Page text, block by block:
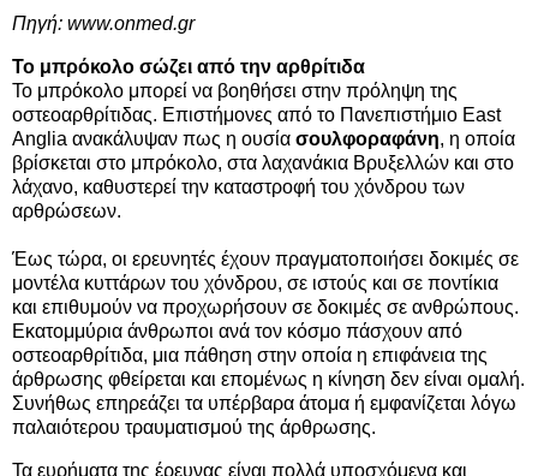
Πηγή: www.onmed.gr
Το μπρόκολο σώζει από την αρθρίτιδα
Το μπρόκολο μπορεί να βοηθήσει στην πρόληψη της
οστεοαρθρίτιδας. Επιστήμονες από το Πανεπιστήμιο East
Anglia ανακάλυψαν πως η ουσία σουλφοραφάνη, η οποία
βρίσκεται στο μπρόκολο, στα λαχανάκια Βρυξελλών και στο
λάχανο, καθυστερεί την καταστροφή του χόνδρου των
αρθρώσεων.
Έως τώρα, οι ερευνητές έχουν πραγματοποιήσει δοκιμές σε
μοντέλα κυττάρων του χόνδρου, σε ιστούς και σε ποντίκια
και επιθυμούν να προχωρήσουν σε δοκιμές σε ανθρώπους.
Εκατομμύρια άνθρωποι ανά τον κόσμο πάσχουν από
οστεοαρθρίτιδα, μια πάθηση στην οποία η επιφάνεια της
άρθρωσης φθείρεται και επομένως η κίνηση δεν είναι ομαλή.
Συνήθως επηρεάζει τα υπέρβαρα άτομα ή εμφανίζεται λόγω
παλαιότερου τραυματισμού της άρθρωσης.
Τα ευρήματα της έρευνας είναι πολλά υποσχόμενα και